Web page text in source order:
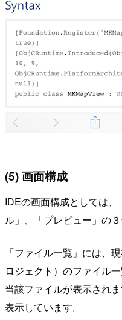
(5) 画面構成
IDEの画面構成としては
ル」、「プレビュー」の
「ファイル一覧」には、
ロジェクト）のファイル
当該ファイルが表示されま
表示しています。